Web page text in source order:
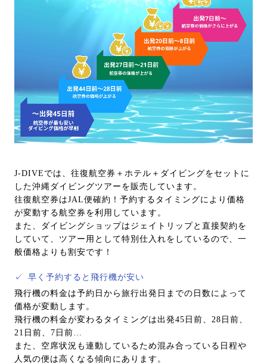
J-DIVEでは、往復航空券＋ホテル＋ダイビングをセットに
した沖縄ダイビングツアーを販売しています。
往復航空券はJAL便確約！予約するタイミングにより価格
が変動する航空券を利用しています。
また、ダイビングショップはジェイトリップと直接契約を
していて、ツアー用として特別仕入れをしているので、一
般価格よりも割安です！
✓
早く予約すると飛行機が安い
飛行機の料金は予約日から旅行出発日までの日数によって
価格が変動します。
飛行機の料金が変わるタイミングは出発45日前、28日前、
21日前、7日前…
また、空席状況も連動しているため混み合っている日程や
人気の便は高くなる傾向にあります。